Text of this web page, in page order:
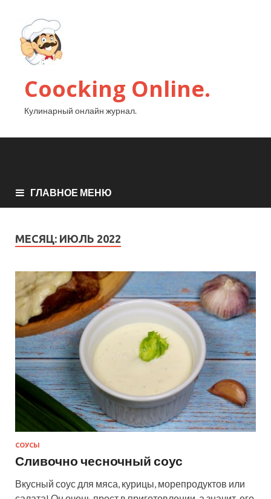
Coocking Online.
Кулинарный онлайн журнал.
ГЛАВНОЕ МЕНЮ
МЕСЯЦ: ИЮЛЬ 2022
СОУСЫ
Сливочно чесночный соус
Вкусный соус для мяса, курицы, морепродуктов или